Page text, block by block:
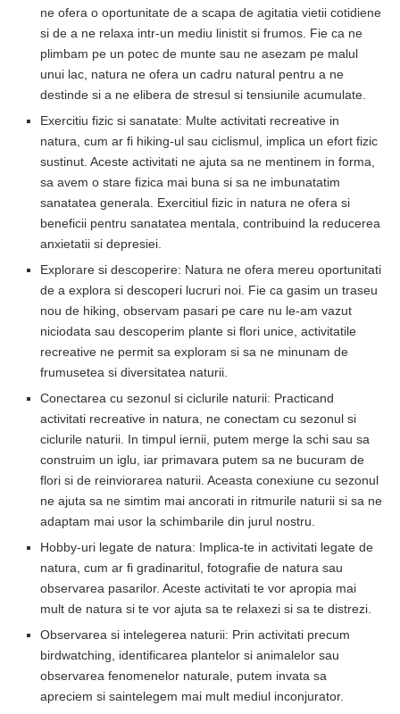
ne ofera o oportunitate de a scapa de agitatia vietii cotidiene
si de a ne relaxa intr-un mediu linistit si frumos. Fie ca ne
plimbam pe un potec de munte sau ne asezam pe malul
unui lac, natura ne ofera un cadru natural pentru a ne
destinde si a ne elibera de stresul si tensiunile acumulate.
Exercitiu fizic si sanatate: Multe activitati recreative in
natura, cum ar fi hiking-ul sau ciclismul, implica un efort fizic
sustinut. Aceste activitati ne ajuta sa ne mentinem in forma,
sa avem o stare fizica mai buna si sa ne imbunatatim
sanatatea generala. Exercitiul fizic in natura ne ofera si
beneficii pentru sanatatea mentala, contribuind la reducerea
anxietatii si depresiei.
Explorare si descoperire: Natura ne ofera mereu oportunitati
de a explora si descoperi lucruri noi. Fie ca gasim un traseu
nou de hiking, observam pasari pe care nu le-am vazut
niciodata sau descoperim plante si flori unice, activitatile
recreative ne permit sa exploram si sa ne minunam de
frumusetea si diversitatea naturii.
Conectarea cu sezonul si ciclurile naturii: Practicand
activitati recreative in natura, ne conectam cu sezonul si
ciclurile naturii. In timpul iernii, putem merge la schi sau sa
construim un iglu, iar primavara putem sa ne bucuram de
flori si de reinviorarea naturii. Aceasta conexiune cu sezonul
ne ajuta sa ne simtim mai ancorati in ritmurile naturii si sa ne
adaptam mai usor la schimbarile din jurul nostru.
Hobby-uri legate de natura: Implica-te in activitati legate de
natura, cum ar fi gradinaritul, fotografie de natura sau
observarea pasarilor. Aceste activitati te vor apropia mai
mult de natura si te vor ajuta sa te relaxezi si sa te distrezi.
Observarea si intelegerea naturii: Prin activitati precum
birdwatching, identificarea plantelor si animalelor sau
observarea fenomenelor naturale, putem invata sa
apreciem si saintelegem mai mult mediul inconjurator.